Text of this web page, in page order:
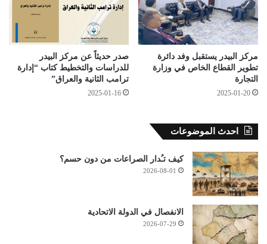
مركز البيدر يستقبل وفد دائرة
تطوير القطاع الخاص في وزارة
التجارة
2025-01-20
صدر حديثاً عن مركز البيدر
للدراسات والتخطيط كتاب “إدارة
ترامب الثانية والعراق”
2025-01-16
احدث الموضوعات
كيف تـُدار الصراعات من دون حسم؟
2026-08-01
الانفصال في الدولة الاتحادية
2026-07-29